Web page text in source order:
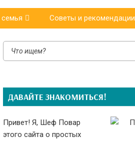
Советы и рекомендации
ДАВАЙТЕ ЗНАКОМИТЬСЯ!
Привет! Я, Шеф Повар
этого сайта о простых